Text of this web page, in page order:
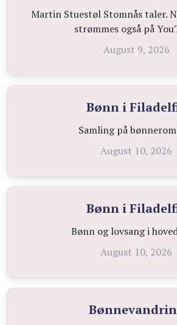
Martin Stuestøl Stomnås taler.
strømmes også på
August 9, 2026
Bønn i
Samling på
August 10, 2026
Bønn i
Bønn og lovsang i
August 10, 2026